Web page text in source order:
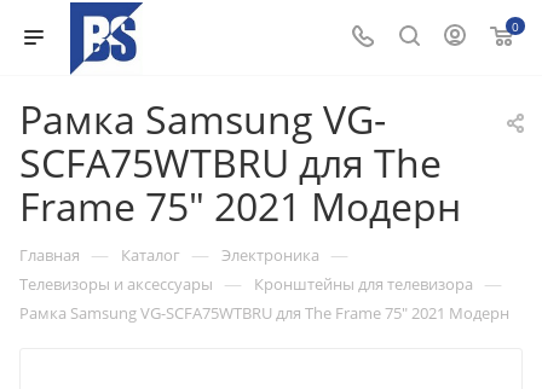
0
Рамка Samsung VG-
SCFA75WTBRU для The
Frame 75" 2021 Модерн
Главная — Каталог — Электроника —
Телевизоры и аксессуары — Кронштейны для телевизора —
Рамка Samsung VG-SCFA75WTBRU для The Frame 75" 2021 Модерн